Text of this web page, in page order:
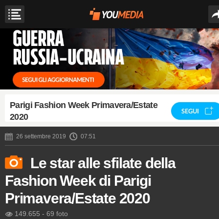
Parigi Fashion Week Primavera/Estate
2020
SEGUI
26 settembre 2019 07:51
Le star alle sfilate della
Fashion Week di Parigi
Primavera/Estate 2020
149.655 - 69 foto